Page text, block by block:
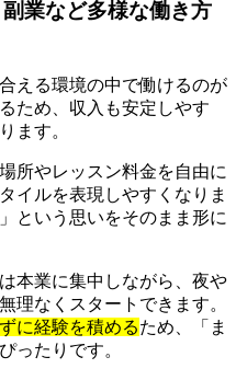
業など多様な働き方
える環境の中で働けるのが
ため、収入も安定しやす
ます。
所やレッスン料金を自由に
イルを表現しやすくなりま
という思いをそのまま形に
本業に集中しながら、夜や
理なくスタートできます。
に経験を積めるため、「ま
ったりです。